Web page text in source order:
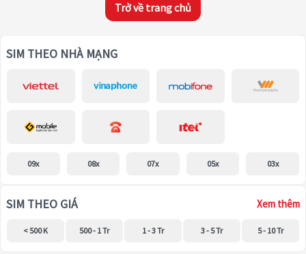
Trở về trang chủ
SIM THEO NHÀ MẠNG
09x 08x 07x 05x 03x
SIM THEO GIÁ Xem thêm
< 500 K 500 - 1 Tr 1 - 3 Tr 3 - 5 Tr 5 - 10 Tr